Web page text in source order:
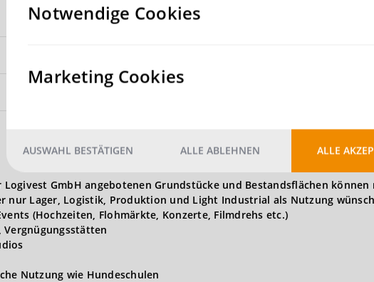
GmbH angebotenen Grundstücke und Bestandsflächen können
nur Lager, Logistik, Produktion und Light Industrial als Nutzung
(Hochzeiten, Flohmärkte, Konzerte, Filmdrehs etc.)
Nutzung wie Hundeschulen
Notwendige Cookies
Marketing Cookies
AUSWAHL BESTÄTIGEN ALLE ABLEHNEN ALLE